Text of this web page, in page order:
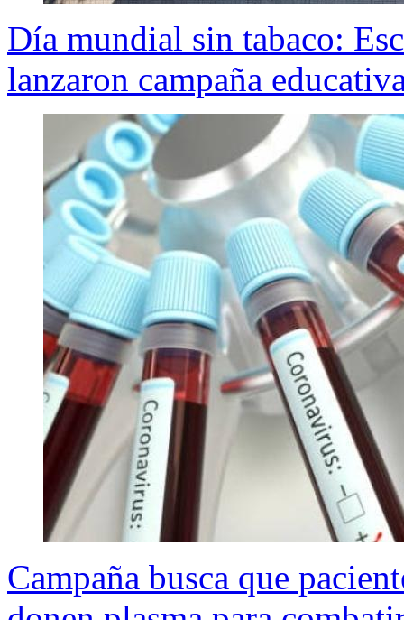
Día mundial sin tabaco:
lanzaron campaña
Campaña busca que